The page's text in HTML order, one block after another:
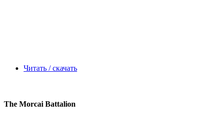
Читать / скачать
The Morcai Battalion